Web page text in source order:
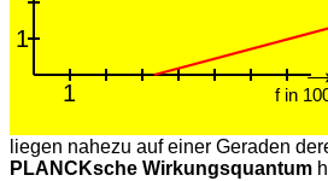
1
1
f in
liegen nahezu auf einer Geraden
PLANCKsche Wirkungsquantum